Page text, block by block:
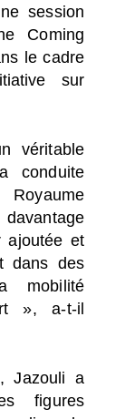
session
Coming
le cadre
sur
véritable
conduite
ajoutée et
dans des
mobilité
», a-t-il
Jazouli a
figures